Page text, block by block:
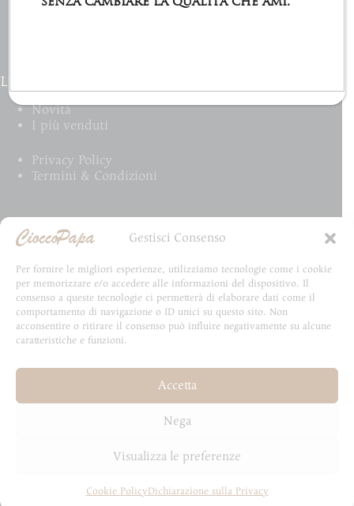
Gestisci Consenso
Per fornire le migliori esperienze, utilizziamo tecnologie come i cookie
per memorizzare e/o accedere alle informazioni del dispositivo. Il
consenso a queste tecnologie ci permetterà di elaborare dati come il
comportamento di navigazione o ID unici su questo sito. Non
acconsentire o ritirare il consenso può influire negativamente su alcune
caratteristiche e funzioni.
Accetta
Nega
Visualizza le preferenze
Cookie PolicyDichiarazione sulla Privacy
Links Utili
Novità
I più venduti
Privacy Policy
Termini & Condizioni
Email Newsletter
le novità CioccoPapa
Email
Invia
Copyright © 2026 - Sviluppato da HydraLab